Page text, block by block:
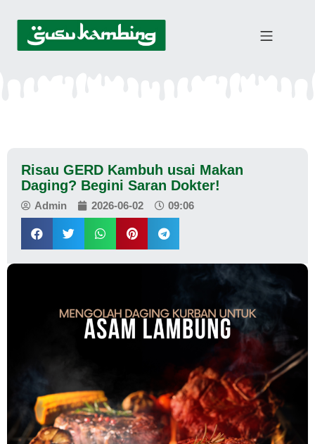
Risau GERD Kambuh usai Makan
Daging? Begini Saran Dokter!
Admin 2026-06-02 09:06